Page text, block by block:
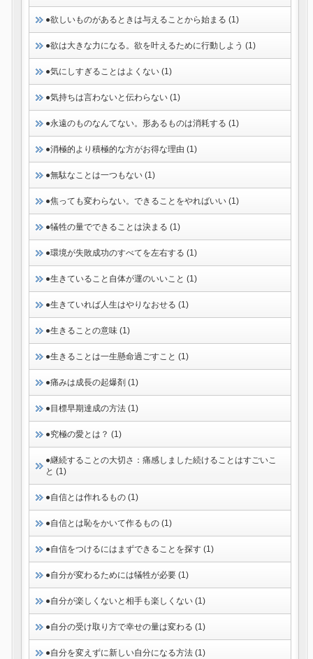
●欲しいものがあるときは与えることから始まる (1)
●欲は大きな力になる。欲を叶えるために行動しよう (1)
●気にしすぎることはよくない (1)
●気持ちは言わないと伝わらない (1)
●永遠のものなんてない。形あるものは消耗する (1)
●消極的より積極的な方がお得な理由 (1)
●無駄なことは一つもない (1)
●焦っても変わらない。できることをやればいい (1)
●犠牲の量でできることは決まる (1)
●環境が失敗成功のすべてを左右する (1)
●生きていること自体が運のいいこと (1)
●生きていれば人生はやりなおせる (1)
●生きることの意味 (1)
●生きることは一生懸命過ごすこと (1)
●痛みは成長の起爆剤 (1)
●目標早期達成の方法 (1)
●究極の愛とは？ (1)
●継続することの大切さ：痛感しました続けることはすごいこ
と (1)
●自信とは作れるもの (1)
●自信とは恥をかいて作るもの (1)
●自信をつけるにはまずできることを探す (1)
●自分が変わるためには犠牲が必要 (1)
●自分が楽しくないと相手も楽しくない (1)
●自分の受け取り方で幸せの量は変わる (1)
●自分を変えずに新しい自分になる方法 (1)